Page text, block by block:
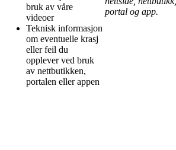
bruk av våre
videoer
Teknisk informasjon
om eventuelle krasj
eller feil du
opplever ved bruk
av nettbutikken,
portalen eller appen
portal og app.